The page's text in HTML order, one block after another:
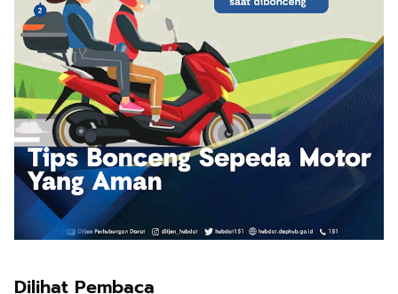
Dilihat Pembaca